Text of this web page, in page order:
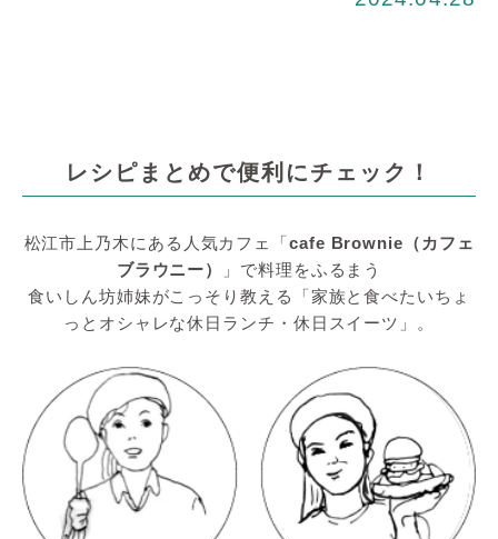
レシピまとめで便利にチェック！
松江市上乃木にある人気カフェ「cafe Brownie（カフェ
ブラウニー）
」で料理をふるまう
食いしん坊姉妹がこっそり教える「家族と食べたいちょ
っとオシャレな休日ランチ・休日スイーツ」。